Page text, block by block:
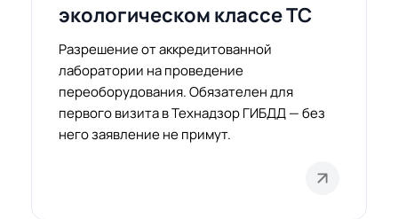
экологическом классе ТС
Разрешение от аккредитованной
лаборатории на проведение
переоборудования. Обязателен для
первого визита в Технадзор ГИБДД — без
него заявление не примут.